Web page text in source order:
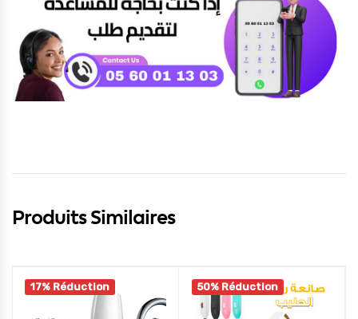
Produits Similaires
17% Réduction 50% Réduction